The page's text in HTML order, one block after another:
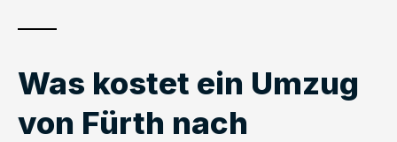
Was kostet ein Umzug
von Fürth nach